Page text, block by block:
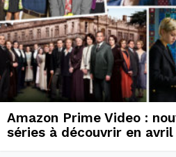
Amazon Prime Video :
séries à découvrir en avril